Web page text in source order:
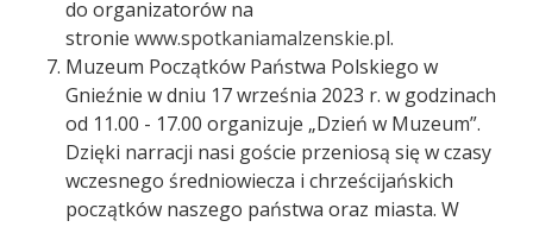
do organizatorów na
stronie www.spotkaniamalzenskie.pl.
Muzeum Początków Państwa Polskiego w
Gnieźnie w dniu 17 września 2023 r. w godzinach
od 11.00 - 17.00 organizuje „Dzień w Muzeum”.
Dzięki narracji nasi goście przeniosą się w czasy
wczesnego średniowiecza i chrześcijańskich
początków naszego państwa oraz miasta. W